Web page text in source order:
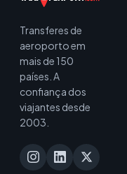
Transferes de
aeroporto em
mais de 150
países. A
confiança dos
viajantes desde
2003.